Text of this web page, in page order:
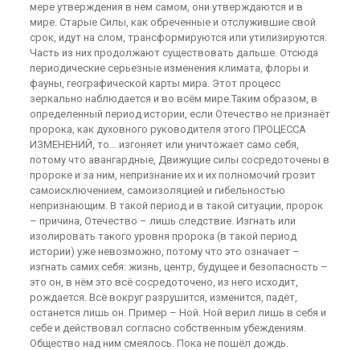
мере утверждения в нем самом, они утверждаются и в
мире. Старые Силы, как обреченные и отслужившие свой
срок, идут на слом, трансформируются или утилизируются.
Часть из них продолжают существовать дальше. Отсюда
периодические серьезные изменения климата, флоры и
фауны, географической карты мира. Этот процесс
зеркально наблюдается и во всём мире.Таким образом, в
определенный период истории, если Отечество не признаёт
пророка, как духовного руководителя этого ПРОЦЕССА
ИЗМЕНЕНИЙ, то… изгоняет или уничтожает само себя,
потому что авангардные, Движущие силы сосредоточены в
пророке и за ним, непризнание их и их полномочий грозит
самоисключением, самоизоляцией и гибельностью
непризнающим. В такой период и в такой ситуации, пророк
– причина, Отечество – лишь следствие. Изгнать или
изолировать такого уровня пророка (в такой период
истории) уже невозможно, потому что это означает –
изгнать самих себя: жизнь, центр, будущее и безопасность –
это он, в нём это всё сосредоточено, из него исходит,
рождается. Всё вокруг разрушится, изменится, падёт,
останется лишь он. Пример – Ной. Ной верил лишь в себя и
себе и действовал согласно собственным убеждениям.
Общество над ним смеялось. Пока не пошёл дождь.